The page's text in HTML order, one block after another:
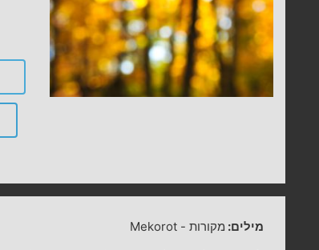
מילים: מקורות-
Mekorot